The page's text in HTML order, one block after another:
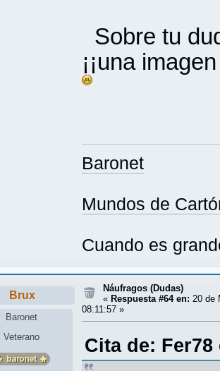
Sobre tu
¡¡una
Baronet
Mundos de
Cuando es
Brux
Baronet
Veterano
Náufragos (Dudas)
« Respuesta #64 en: 20 de
08:11:57 »
Cita de: Fer78